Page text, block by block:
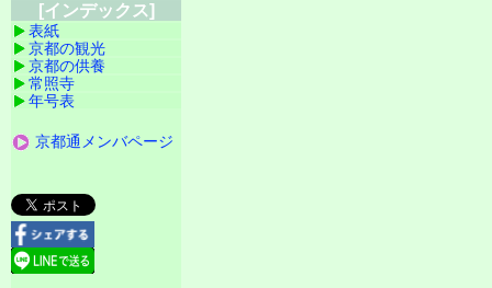
[インデックス]
表紙
京都の観光
京都の供養
常照寺
年号表
京都通メンバページ